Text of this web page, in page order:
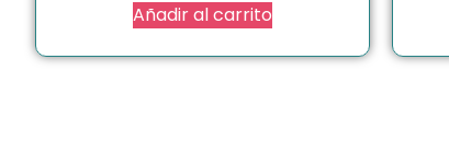
Añadir al carrito